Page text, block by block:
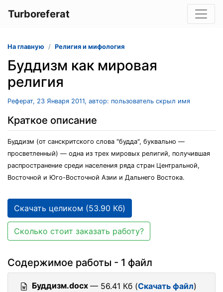
Turboreferat
На главную Религия и мифология
Буддизм как мировая
религия
Реферат, 23 Января 2011, автор: пользователь скрыл имя
Краткое описание
Буддизм (от санскритского слова "будда", буквально —
просветленный) — одна из трех мировых религий, получившая
распространение среди населения ряда стран Центральной,
Восточной и Юго-Восточной Азии и Дальнего Востока.
Скачать целиком (53.90 Кб)
Сколько стоит заказать работу?
Содержимое работы - 1 файл
Буддизм.docx — 56.41 Кб (Скачать файл)